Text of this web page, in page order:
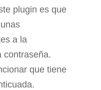
plugin es que
a la
contraseña.
que tiene